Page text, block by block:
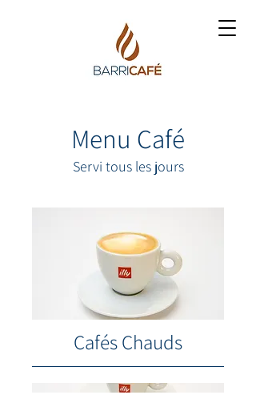
Menu Café
Servi tous les jours
Cafés Chauds